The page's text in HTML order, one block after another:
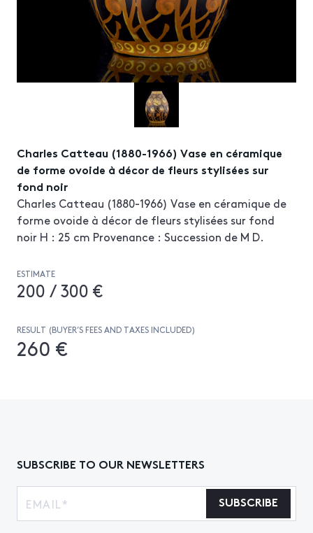
Charles Catteau (1880-1966) Vase en céramique
de forme ovoide à décor de fleurs stylisées sur
fond noir
Charles Catteau (1880-1966) Vase en céramique de
forme ovoide à décor de fleurs stylisées sur fond
noir H : 25 cm Provenance : Succession de M D.
ESTIMATE
200 / 300 €
RESULT (BUYER’S FEES AND TAXES INCLUDED)
260 €
SUBSCRIBE TO OUR NEWSLETTERS
SUBSCRIBE